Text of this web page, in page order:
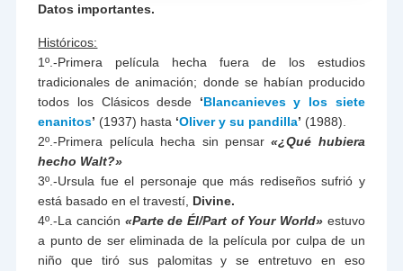
Datos importantes.
Históricos:
1º.-Primera película hecha fuera de los estudios
tradicionales de animación; donde se habían producido
todos los Clásicos desde ‘Blancanieves y los siete
enanitos’ (1937) hasta ‘Oliver y su pandilla’ (1988).
2º.-Primera película hecha sin pensar«¿Qué hubiera
hecho Walt?»
3º.-Ursula fue el personaje que más rediseños sufrió y
está basado en el travestí, Divine.
4º.-La canción «Parte de Él/Part of Your World» estuvo
a punto de ser eliminada de la película por culpa de un
niño que tiró sus palomitas y se entretuvo en eso